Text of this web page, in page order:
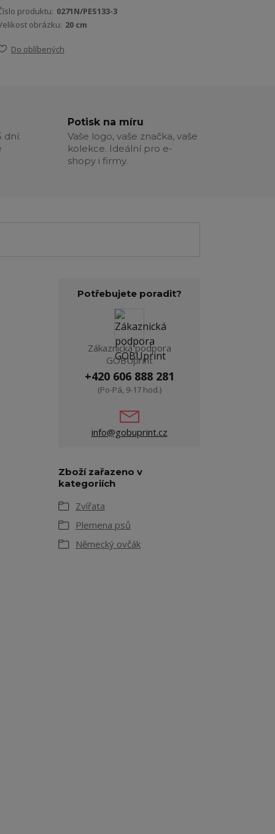
produktu: 0271N/PES133-3
obrázku: 20 cm
Do oblíbených
dní.
Potisk na míru
Vaše logo, vaše značka, vaše
kolekce. Ideální pro e-
shopy i firmy.
Potřebujete poradit?
Zákaznická podpora
GOBUprint
+420 606 888 281
(Po-Pá, 9-17 hod.)
info@gobuprint.cz
Zboží zařazeno v
kategoriích
Zvířata
Plemena psů
Německý ovčák